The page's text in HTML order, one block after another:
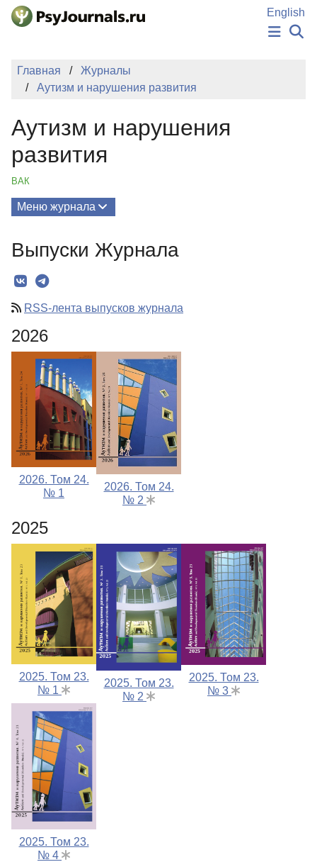
Перейти к основному содержанию
English
НОВОСТИ
АВТОРЫ
БАЗА ЗНАНИЙ
КЛЮЧЕВЫЕ СЛОВА
Регистрация
Главная
Журналы
Аутизм и нарушения развития
Аутизм и нарушения
развития
ВАК
Меню журнала
О Журнале
Миссия
Редколлегия
Редакционная политика
Индексирование
Для авторов
Подписка
Контакты
Выпуски Журнала
RSS-лента выпусков журнала
2026
2026. Том 24.
№ 1
2026. Том 24.
№ 2
2025
2025. Том 23.
№ 1
2025. Том 23.
№ 2
2025. Том 23.
№ 3
2025. Том 23.
№ 4